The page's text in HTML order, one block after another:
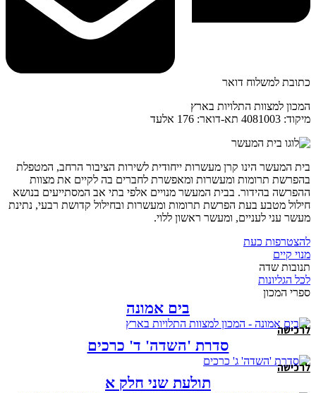
כתובת למשלוח דואר
המכון למצוות התלויות בארץ
מיקוד: 4081003 תא-דואר: 176 אלעד
בית המעשר הינו קרן מעשרות ייחודית לשירות הציבור הרחב, המטפלת
בהפרשת תרומות ומעשרות ומאפשרת לחברים בה לקיים את מצוות
ההפרשה בהידור. בבית המעשר מנויים אלפי בתי אב המסתייעים בנושא
חילול מטבע בעת הפרשת תרומות ומעשרות ובחילול קדושת רבעי, נתינת
מעשר עני לעניים, ומעשר ראשון ללוי.
להצטרפות כעת
מנוי קיים
תנובות שדה
לכל הגליונות
ספרי המכון
בים אמונה
לרכישה
סדרת 'השדה' ד' כרכים
לרכישה
תולעת שני חלק א